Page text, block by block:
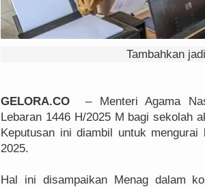
Tambahkan
GELORA.CO – Menteri Agama
Lebaran 1446 H/2025 M bagi sekolah
Keputusan ini diambil untuk
2025.
Hal ini disampaikan Menag dalam